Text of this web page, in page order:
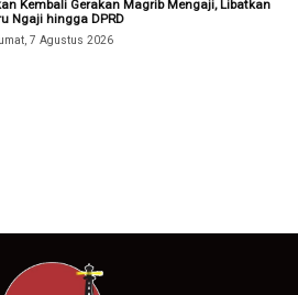
Kembali Gerakan Magrib Mengaji, Libatkan
Ngaji hingga DPRD
7 Agustus 2026